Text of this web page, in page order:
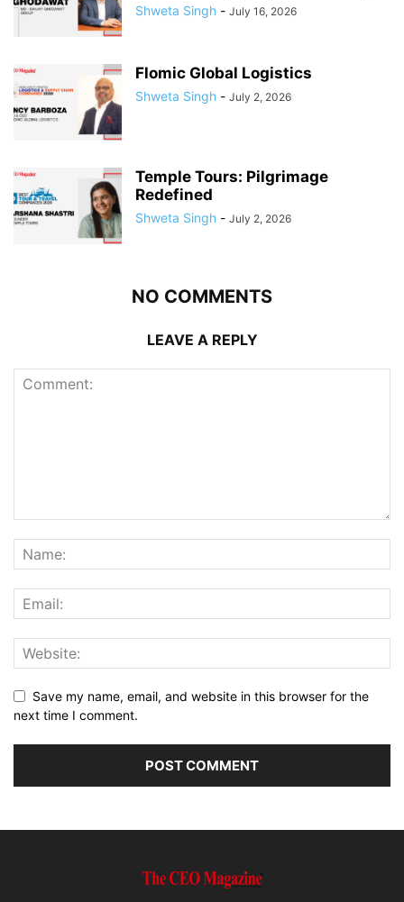
Shweta Singh - July 16, 2026
Flomic Global Logistics
Shweta Singh - July 2, 2026
Temple Tours: Pilgrimage
Redefined
Shweta Singh - July 2, 2026
NO COMMENTS
LEAVE A REPLY
Save my name, email, and website in this browser for the
next time I comment.